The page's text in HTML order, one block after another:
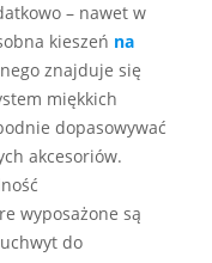
– nawet w
kieszeń na
znajduje się
miękkich
dopasowywać
akcesoriów.
wyposażone są
do